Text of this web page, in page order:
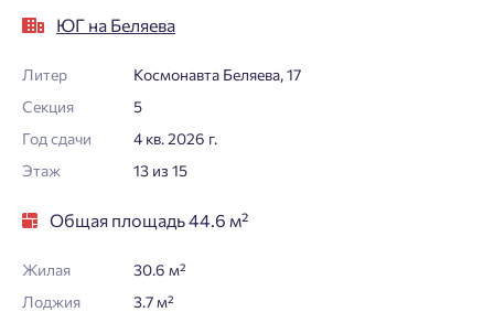
ЮГ на Беляева
Литер
Космонавта Беляева, 17
Секция
5
Год сдачи
4 кв. 2026 г.
Этаж
13 из 15
Общая площадь 44.6 м²
Жилая
30.6 м²
Лоджия
3.7 м²